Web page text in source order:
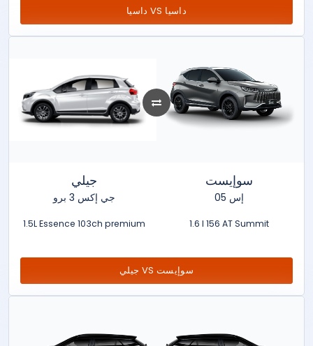
داسيا VS داسيا
جيلي
جي إكس 3 برو
1.5L Essence 103ch premium
سوإيست
إس 05
1.6 l 156 AT Summit
جيلي VS سوإيست